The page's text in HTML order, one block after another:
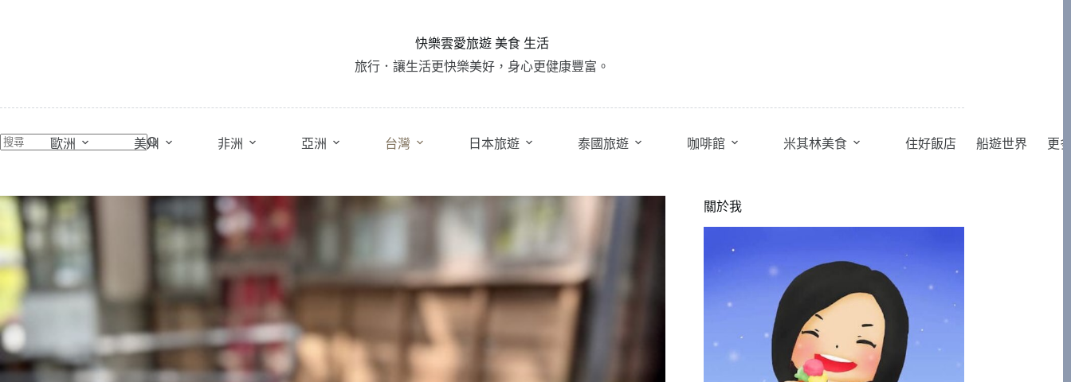
容
快樂雲愛旅遊 美食 生活
旅行．讓生活更快樂美好，身心更健康豐富。
歐洲 美州 非洲 亞洲 台灣 日本旅遊 泰國旅遊 咖啡館 米其林美食 住好飯店 船遊世界 更
關於我